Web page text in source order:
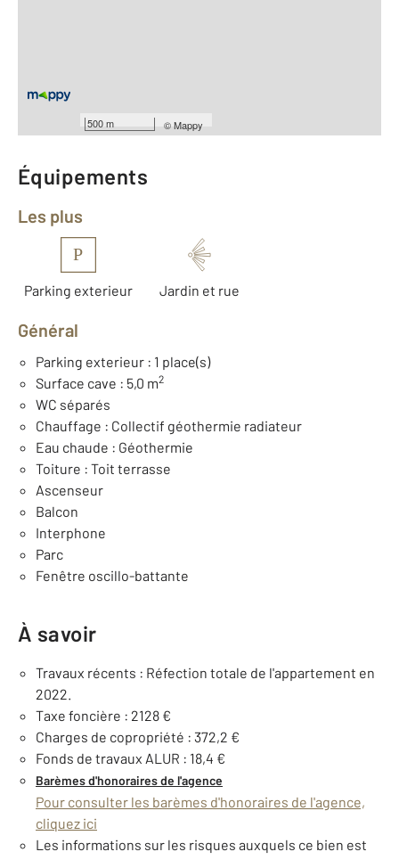
500 m ©Mappy
Type de construction : Traditionnelle
Année construction : 1968
Équipements
Les plus
P
Parking exterieur Jardin et rue
Général
Parking exterieur : 1 place(s)
Surface cave : 5,0 m2
WC séparés
Chauffage : Collectif géothermie radiateur
Eau chaude : Géothermie
Toiture : Toit terrasse
Ascenseur
Balcon
Interphone
Parc
Fenêtre oscillo-battante
À savoir
Travaux récents : Réfection totale de l'appartement en
2022.
Taxe foncière : 2128 €
Charges de copropriété : 372,2 €
Fonds de travaux ALUR : 18,4 €
Barèmes d'honoraires de l'agence
Pour consulter les barèmes d'honoraires de l'agence,
cliquez ici
Les informations sur les risques auxquels ce bien est